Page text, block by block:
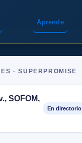
Aprende
· SUPERPROMISE
SOFOM,
En directorio